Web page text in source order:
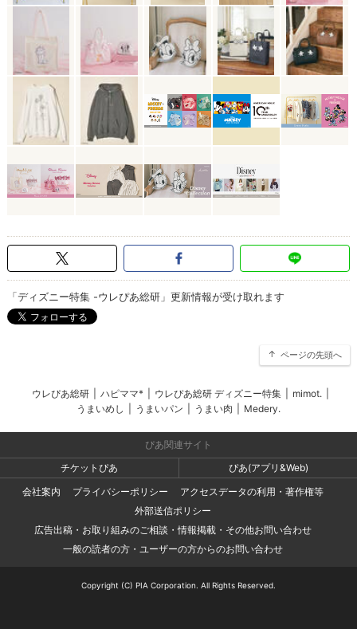
「ディズニー特集 -ウレぴあ総研」更新情報が受け取れます
ページの先頭へ
ウレぴあ総研 ハピママ* ウレぴあ総研 ディズニー特集 mimot.
うまいめし
うまいパン うまい肉 Medery.
ぴあ関連サイト
チケットぴあ
ぴあ(アプリ&Web)
会社案内
プライバシーポリシー
アクセスデータの利用・著作権等
外部送信ポリシー
広告出稿・お取り組みのご相談・情報掲載・その他お問い合わせ
一般の読者の方・ユーザーの方からのお問い合わせ
Copyright (C) PIA Corporation. All Rights Reserved.